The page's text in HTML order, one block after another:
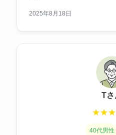
2025年8月18日
Tさ
★★★
40代男性